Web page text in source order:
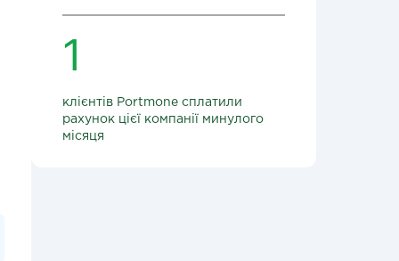
1
клієнтів Portmone сплатили
рахунок цієї компанії минулого
місяця